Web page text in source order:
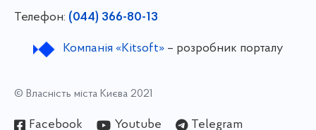
Телефон: (044) 366-80-13
Компанія «Kitsoft»– розробник порталу
© Власність міста Києва 2021
Facebook Youtube Telegram